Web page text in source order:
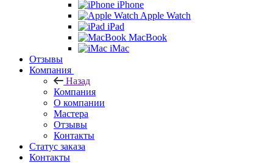
iPhone
Apple Watch
iPad
MacBook
iMac
Отзывы
Компания
Назад
Компания
О компании
Мастера
Отзывы
Контакты
Статус заказа
Контакты